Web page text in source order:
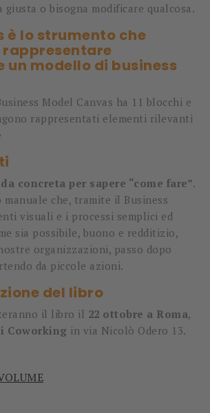
giusta o bisogna modificare qualcosa.
è lo strumento che
un modello di business
Model Canvas ha 11 blocchi e
rappresentati elementi rilevanti
concreta per sapere “come fare”.
che, tramite il Business
visuali e i processi semplici ed
sia possibile, buono e redditizio,
organizzazioni, passo dopo
da piccole azioni.
del libro
il libro il 22 ottobre a Roma,
Coworking in via Nicolò Odero 13.